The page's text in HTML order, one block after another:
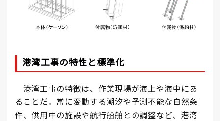
港湾工事の特性と標準化
港湾工事の特徴は、作業現場が海上や海中にあ
ることだ。常に変動する潮汐や予測不能な自然条
件、供用中の施設や航行船舶との調整など、港湾